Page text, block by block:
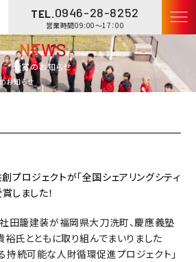
TEL. 0946-28-8252
営業時間09:00〜17：00
NEWS
受賞のお知らせ
お知らせ
プロジェクトが「全国シェアリングシティ
しました！
田籠建装が福岡県大刀洗町、慶應義塾
氏とともに取り組んでまいりました
持続可能な人財循環促進プロジェクト」